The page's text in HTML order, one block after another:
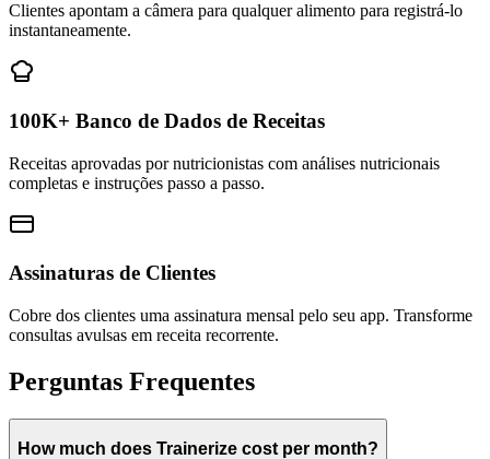
Clientes apontam a câmera para qualquer alimento para registrá-lo
instantaneamente.
100K+ Banco de Dados de Receitas
Receitas aprovadas por nutricionistas com análises nutricionais
completas e instruções passo a passo.
Assinaturas de Clientes
Cobre dos clientes uma assinatura mensal pelo seu app. Transforme
consultas avulsas em receita recorrente.
Perguntas Frequentes
How much does Trainerize cost per month?